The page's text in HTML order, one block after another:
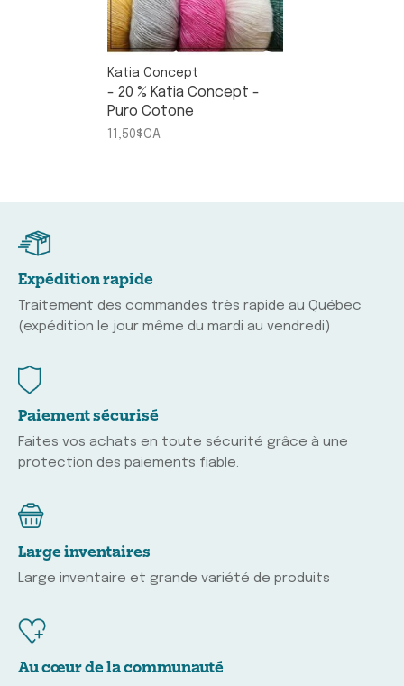
Katia Concept
- 20 % Katia Concept -
Puro Cotone
11,50$CA
Expédition rapide
Traitement des commandes très rapide au Québec
(expédition le jour même du mardi au vendredi)
Paiement sécurisé
Faites vos achats en toute sécurité grâce à une
protection des paiements fiable.
Large inventaires
Large inventaire et grande variété de produits
Au cœur de la communauté